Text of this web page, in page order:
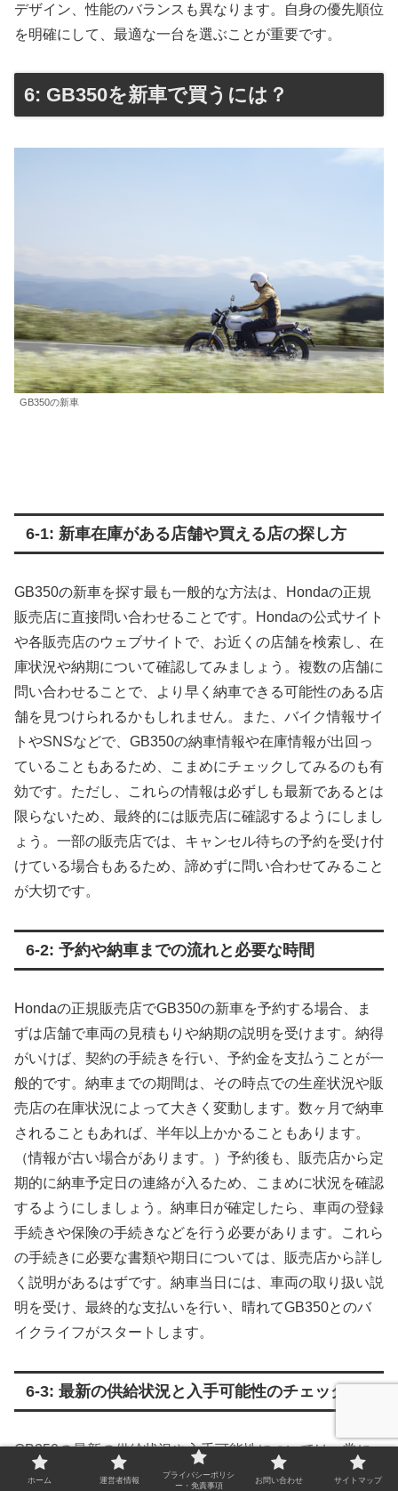
デザイン、性能のバランスも異なります。自身の優先順位
を明確にして、最適な一台を選ぶことが重要です。
6: GB350を新車で買うには？
GB350の新車
6-1: 新車在庫がある店舗や買える店の探し方
GB350の新車を探す最も一般的な方法は、Hondaの正規
販売店に直接問い合わせることです。Hondaの公式サイト
や各販売店のウェブサイトで、お近くの店舗を検索し、在
庫状況や納期について確認してみましょう。複数の店舗に
問い合わせることで、より早く納車できる可能性のある店
舗を見つけられるかもしれません。また、バイク情報サイ
トやSNSなどで、GB350の納車情報や在庫情報が出回っ
ていることもあるため、こまめにチェックしてみるのも有
効です。ただし、これらの情報は必ずしも最新であるとは
限らないため、最終的には販売店に確認するようにしまし
ょう。一部の販売店では、キャンセル待ちの予約を受け付
けている場合もあるため、諦めずに問い合わせてみること
が大切です。
6-2: 予約や納車までの流れと必要な時間
Hondaの正規販売店でGB350の新車を予約する場合、ま
ずは店舗で車両の見積もりや納期の説明を受けます。納得
がいけば、契約の手続きを行い、予約金を支払うことが一
般的です。納車までの期間は、その時点での生産状況や販
売店の在庫状況によって大きく変動します。数ヶ月で納車
されることもあれば、半年以上かかることもあります。
（情報が古い場合があります。）予約後も、販売店から定
期的に納車予定日の連絡が入るため、こまめに状況を確認
するようにしましょう。納車日が確定したら、車両の登録
手続きや保険の手続きなどを行う必要があります。これら
の手続きに必要な書類や期日については、販売店から詳し
く説明があるはずです。納車当日には、車両の取り扱い説
明を受け、最終的な支払いを行い、晴れてGB350とのバ
イクライフがスタートします。
6-3: 最新の供給状況と入手可能性のチェック
GB350の最新の供給状況や入手可能性については、常に
変動しているため、定期的に情報をチェックすることが重
ホーム 運営者情報
プライバシーポリシ
ー・免責事項
お問い合わせ サイトマップ